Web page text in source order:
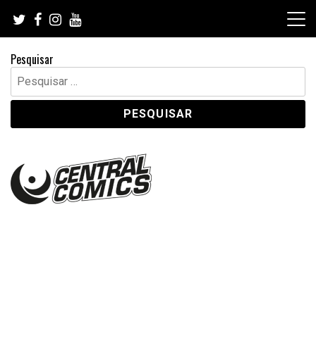
content
Pesquisar
Pesquisar
por: